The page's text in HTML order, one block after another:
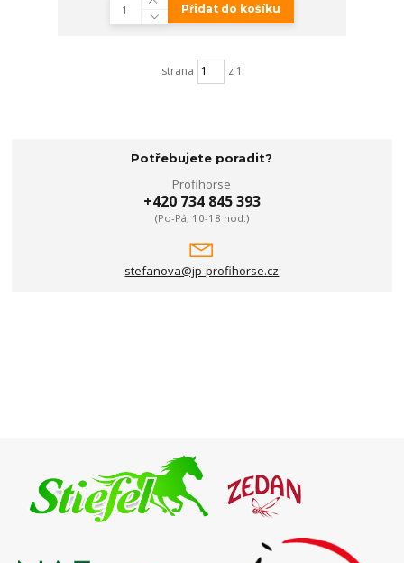
Přidat do košíku
strana z 1
Potřebujete poradit?
Profihorse
+420 734 845 393
(Po-Pá, 10-18 hod.)
stefanova@jp-profihorse.cz